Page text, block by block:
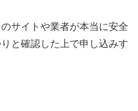
サイトや業者が本当に安全
と確認した上で申し込みす